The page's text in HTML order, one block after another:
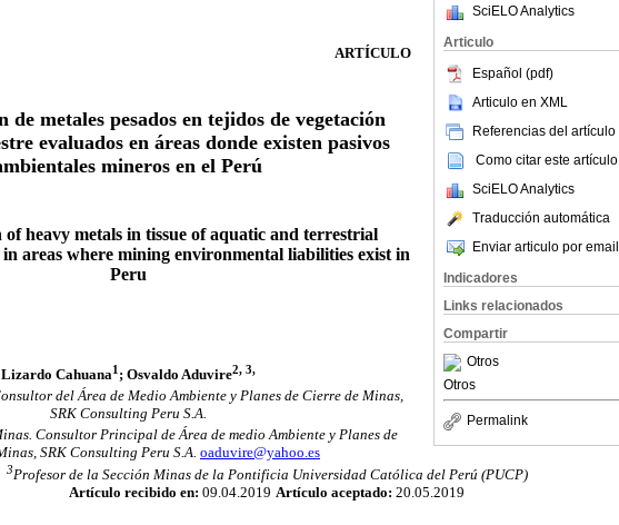
SciELO Analytics
Articulo
Español (pdf)
Articulo en XML
Referencias del artículo
Como citar este artículo
SciELO Analytics
Traducción automática
Enviar articulo por email
Indicadores
Links relacionados
Compartir
Otros
Otros
Permalink
ARTÍCULO
de metales pesados en tejidos de vegetación
evaluados en áreas donde existen pasivos
mineros en el Perú
heavy metals in tissue of aquatic and terrestrial
areas where mining environmental liabilities exist in
Peru
Lizardo Cahuana1 ; Osvaldo Aduvire2, 3,
del Área de Medio Ambiente y Planes de Cierre de Minas,
SRK Consulting Peru S.A.
Consultor Principal de Área de medio Ambiente y Planes de
SRK Consulting Peru S.A. oaduvire@yahoo.es
3Profesor de la Sección Minas de la Pontificia Universidad Católica del Perú (PUCP)
Artículo recibido en: 09.04.2019 Artículo aceptado: 20.05.2019